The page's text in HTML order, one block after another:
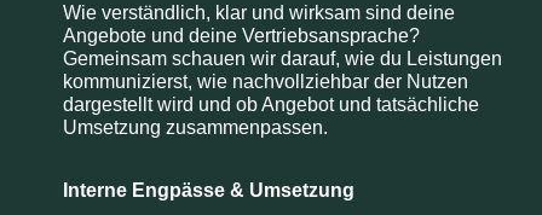
Wie verständlich, klar und wirksam sind deine
Angebote und deine Vertriebsansprache?
Gemeinsam schauen wir darauf, wie du Leistungen
kommunizierst, wie nachvollziehbar der Nutzen
dargestellt wird und ob Angebot und tatsächliche
Umsetzung zusammenpassen.
Interne Engpässe & Umsetzung